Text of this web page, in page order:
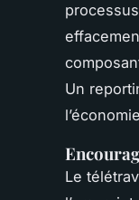
Un
Le